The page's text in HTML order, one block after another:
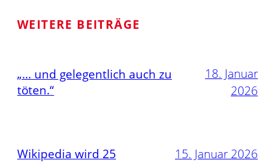
WEITERE BEITRÄGE
„… und gelegentlich auch zu
töten.“
18. Januar
2026
Wikipedia wird 25 15. Januar 2026